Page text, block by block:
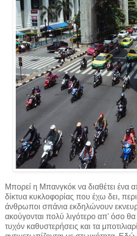
Μπορεί η Μπανγκόκ να διαθέτει ένα
δίκτυα κυκλοφορίας που έχω δει,
άνθρωποι σπάνια εκδηλώνουν
ακούγονται πολύ λιγότερο απ' όσο θα
τυχόν καθυστερήσεις και τα